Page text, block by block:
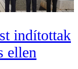
indítottak
ellen